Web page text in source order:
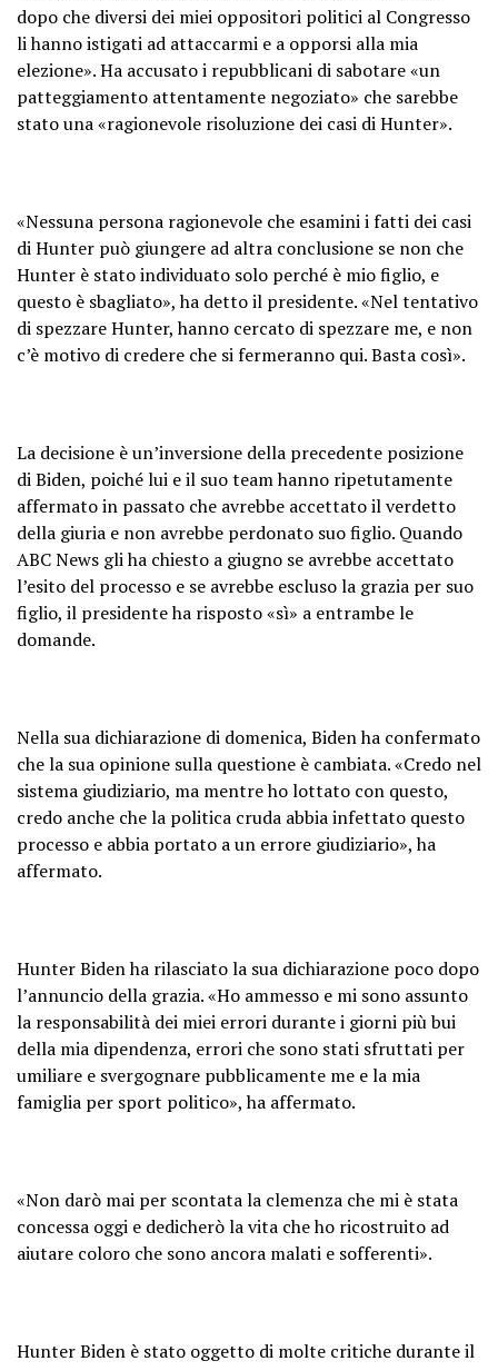
dopo che diversi dei miei oppositori politici al Congresso
li hanno istigati ad attaccarmi e a opporsi alla mia
elezione». Ha accusato i repubblicani di sabotare «un
patteggiamento attentamente negoziato» che sarebbe
stato una «ragionevole risoluzione dei casi di Hunter».
«Nessuna persona ragionevole che esamini i fatti dei casi
di Hunter può giungere ad altra conclusione se non che
Hunter è stato individuato solo perché è mio figlio, e
questo è sbagliato», ha detto il presidente. «Nel tentativo
di spezzare Hunter, hanno cercato di spezzare me, e non
c’è motivo di credere che si fermeranno qui. Basta così».
La decisione è un’inversione della precedente posizione
di Biden, poiché lui e il suo team hanno ripetutamente
affermato in passato che avrebbe accettato il verdetto
della giuria e non avrebbe perdonato suo figlio. Quando
ABC News gli ha chiesto a giugno se avrebbe accettato
l’esito del processo e se avrebbe escluso la grazia per suo
figlio, il presidente ha risposto «sì» a entrambe le
domande.
Nella sua dichiarazione di domenica, Biden ha confermato
che la sua opinione sulla questione è cambiata. «Credo nel
sistema giudiziario, ma mentre ho lottato con questo,
credo anche che la politica cruda abbia infettato questo
processo e abbia portato a un errore giudiziario», ha
affermato.
Hunter Biden ha rilasciato la sua dichiarazione poco dopo
l’annuncio della grazia. «Ho ammesso e mi sono assunto
la responsabilità dei miei errori durante i giorni più bui
della mia dipendenza, errori che sono stati sfruttati per
umiliare e svergognare pubblicamente me e la mia
famiglia per sport politico», ha affermato.
«Non darò mai per scontata la clemenza che mi è stata
concessa oggi e dedicherò la vita che ho ricostruito ad
aiutare coloro che sono ancora malati e sofferenti».
Hunter Biden è stato oggetto di molte critiche durante il